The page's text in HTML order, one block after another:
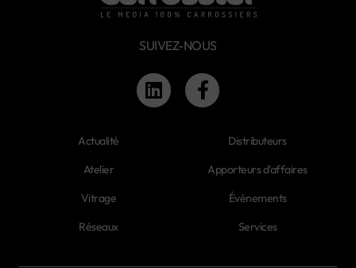
SUIVEZ-NOUS
Actualité
Atelier
Vitrage
Réseaux
Distributeurs
Apporteurs d'affaires
Évènements
Services